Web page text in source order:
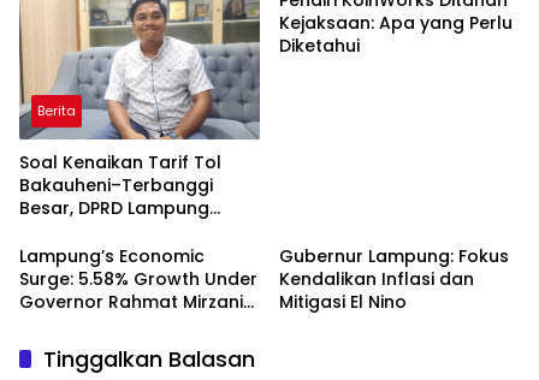
Berita
Soal Kenaikan Tarif Tol
Bakauheni–Terbanggi
Besar, DPRD Lampung
Pengelola
Kejaksaan: Apa yang Perlu
Diketahui
Lampung’s Economic
Surge: 5.58% Growth Under
Governor Rahmat Mirzani
Gubernur Lampung: Fokus
Kendalikan Inflasi dan
Mitigasi El Nino
Tinggalkan Balasan